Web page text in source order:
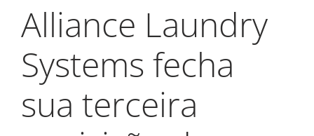
Investidores
My Alliance
Alliance Laundry
Systems fecha
sua terceira